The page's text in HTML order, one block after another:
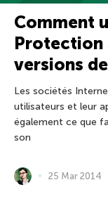
Comment
Protection
versions
Les sociétés
utilisateurs et leur
également ce que
son
25 Mar 2014